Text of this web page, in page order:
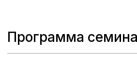
Программа